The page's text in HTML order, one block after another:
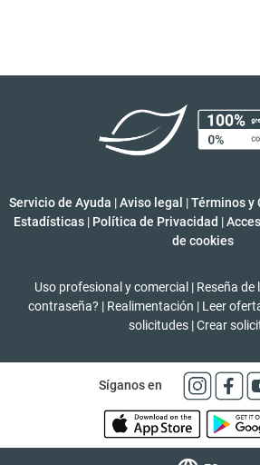
Servicio de Ayuda |Aviso legal |Términos y
Estadísticas | Política de Privacidad |
de cookies
Uso profesional y comercial | Reseña de
contraseña? | Realimentación | Leer
solicitudes |Crear
Síganos en